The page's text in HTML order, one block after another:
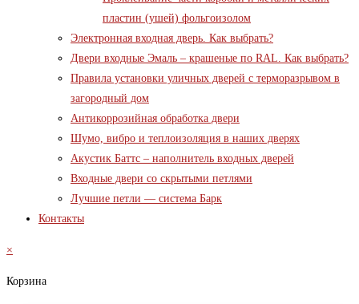
пластин (ушей) фольгоизолом
Электронная входная дверь. Как выбрать?
Двери входные Эмаль – крашеные по RAL. Как выбрать?
Правила установки уличных дверей с терморазрывом в
загородный дом
Антикоррозийная обработка двери
Шумо, вибро и теплоизоляция в наших дверях
Акустик Баттс – наполнитель входных дверей
Входные двери со скрытыми петлями
Лучшие петли — система Барк
Контакты
×
Корзина